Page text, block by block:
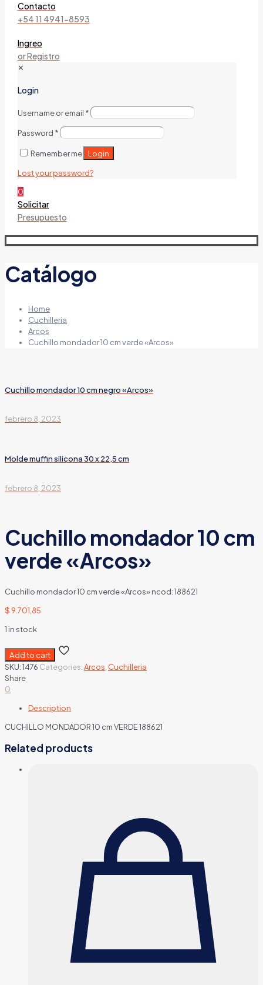
Contacto
+54 11 4941-8593
Ingreo
or Registro
✕
Login
Username or email *
Password *
Remember me Login
Lost your password?
0
Solicitar
Presupuesto
Catálogo
Home
Cuchilleria
Arcos
Cuchillo mondador 10 cm verde «Arcos»
Cuchillo mondador 10 cm negro «Arcos»
febrero 8, 2023
Molde muffin silicona 30 x 22,5 cm
febrero 8, 2023
Cuchillo mondador 10 cm
verde «Arcos»
Cuchillo mondador 10 cm verde «Arcos» ncod: 188621
$ 9.701,85
1 in stock
Add to cart
SKU:1476 Categories:Arcos Cuchilleria
Share
0
Description
CUCHILLO MONDADOR 10 cm VERDE 188621
Related products